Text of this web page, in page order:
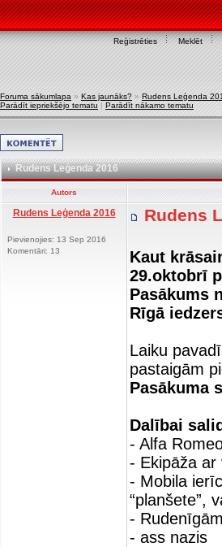
Reģistrēties Meklēt
Foruma sākumlapa » Kas jaunāks? » Rudens Leģenda
Parādīt iepriekšējo tematu | Parādīt nākamo tematu
Rudens Leģenda 2016
Autors
Rudens Leģenda 2016
Pievienojies: 13 Sep 2016
Komentāri: 13
Rudens
Kaut
29.oktobrī
Pasākums
Rīgā
Laiku
pastaigām
Pasākuma
Dalībai
- Alfa
- Ekipāža ar
- Mobila
“planšete”,
-
- ass nazis